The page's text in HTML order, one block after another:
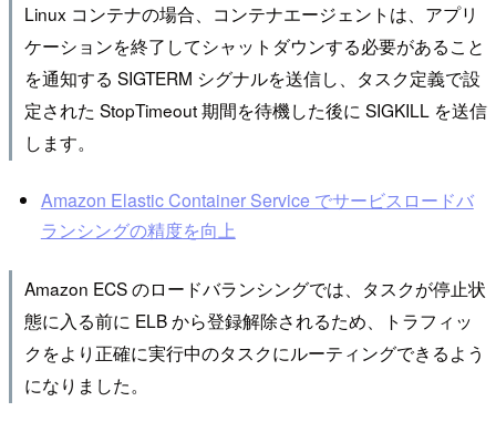
Linux コンテナの場合、コンテナエージェントは、アプリ
ケーションを終了してシャットダウンする必要があること
を通知する SIGTERM シグナルを送信し、タスク定義で設
定された StopTimeout 期間を待機した後に SIGKILL を送信
します。
Amazon Elastic Container Service でサービスロードバ
ランシングの精度を向上
Amazon ECS のロードバランシングでは、タスクが停止状
態に入る前に ELB から登録解除されるため、トラフィッ
クをより正確に実行中のタスクにルーティングできるよう
になりました。